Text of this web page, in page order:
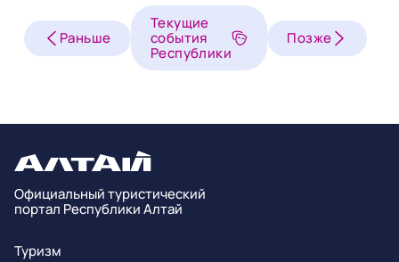
Раньше
Текущие
события
Республики
Позже
Официальный туристический
портал Республики Алтай
Туризм